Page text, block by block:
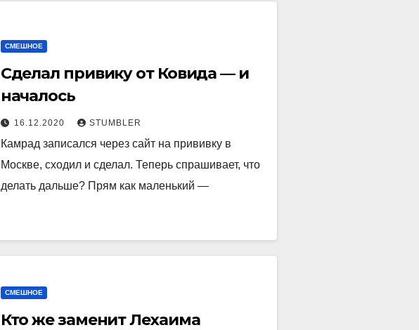
СМЕШНОЕ
Сделал привику от Ковида — и
началось
16.12.2020 STUMBLER
Камрад записался через сайт на прививку в
Москве, сходил и сделал. Теперь спрашивает, что
делать дальше? Прям как маленький —
СМЕШНОЕ
Кто же заменит Лехаима